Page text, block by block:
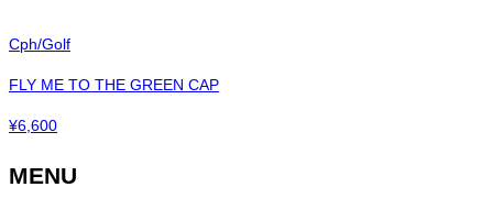
Cph/Golf
FLY ME TO THE GREEN CAP
¥6,600
MENU